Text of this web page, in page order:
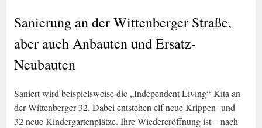
Sanierung an der Wittenberger Straße,
aber auch Anbauten und Ersatz-
Neubauten
Saniert wird beispielsweise die „Independent Living“-Kita an
der Wittenberger 32. Dabei entstehen elf neue Krippen- und
32 neue Kindergartenplätze. Ihre Wiedereröffnung ist – nach